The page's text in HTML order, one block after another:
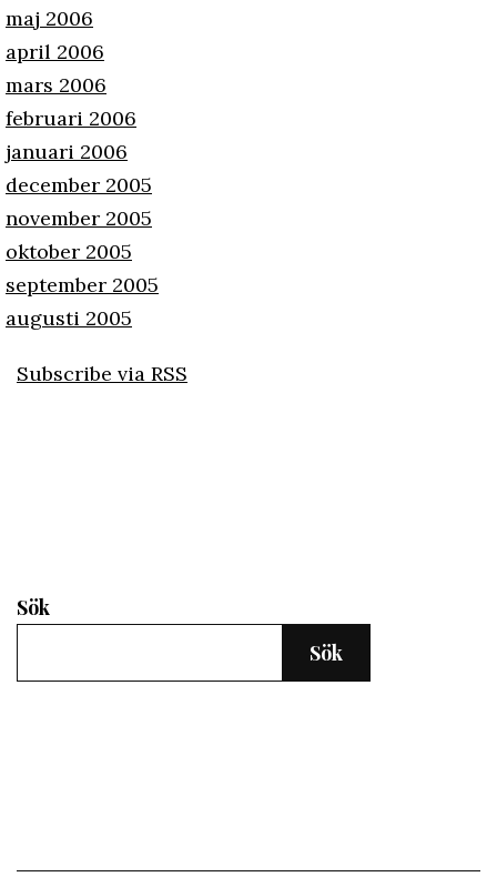
maj 2006
april 2006
mars 2006
februari 2006
januari 2006
december 2005
november 2005
oktober 2005
september 2005
augusti 2005
Subscribe via RSS
Sök
Sök